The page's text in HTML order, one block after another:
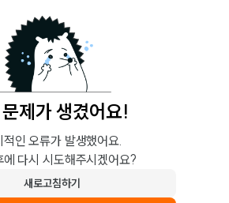
제가 생겼어요!
적인 오류가 발생했어요.
에 다시 시도해주시겠어요?
새로고침하기